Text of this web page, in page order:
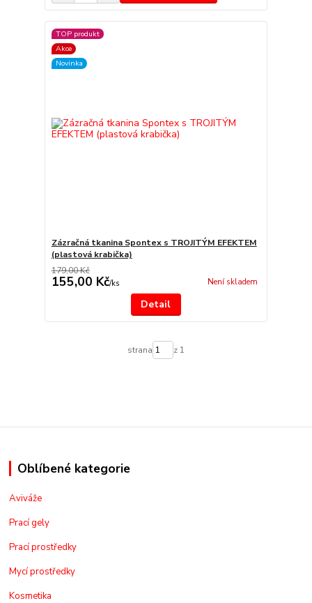
TOP produkt
Akce
Novinka
Zázračná tkanina Spontex s TROJITÝM EFEKTEM
(plastová krabička)
179,00 Kč
155,00 Kč/ks Není skladem
Detail
strana z 1
Oblíbené kategorie
Aviváže
Prací gely
Prací prostředky
Mycí prostředky
Kosmetika